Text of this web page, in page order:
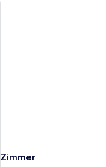
Zimmer